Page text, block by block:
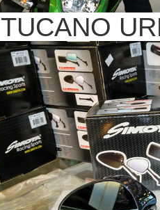
TUCANO